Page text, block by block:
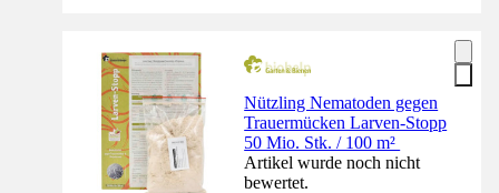
Nützling Nematoden gegen
Trauermücken Larven-Stopp
50 Mio. Stk. / 100 m²
Artikel wurde noch nicht
bewertet.